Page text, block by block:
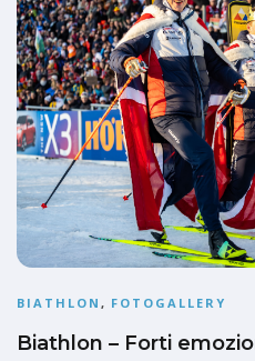
BIATHLON , FOTOGALLERY
Biathlon – Forti